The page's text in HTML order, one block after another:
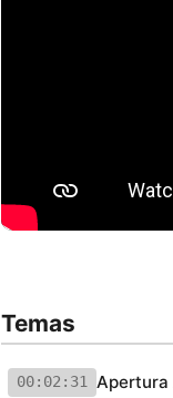
Temas
00:02:31 Apertura